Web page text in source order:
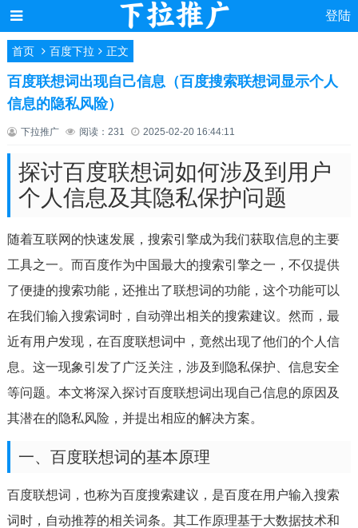
登陆
首页 百度下拉 正文
百度联想词出现自己信息（百度搜索联想词显示个人
信息的隐私风险）
下拉推广 阅读：231 2025-02-20 16:44:11
探讨百度联想词如何涉及到用户
个人信息及其隐私保护问题
随着互联网的快速发展，搜索引擎成为我们获取信息的主要
工具之一。而百度作为中国最大的搜索引擎之一，不仅提供
了便捷的搜索功能，还推出了联想词的功能，这个功能可以
在我们输入搜索词时，自动弹出相关的搜索建议。然而，最
近有用户发现，在百度联想词中，竟然出现了他们的个人信
息。这一现象引发了广泛关注，涉及到隐私保护、信息安全
等问题。本文将深入探讨百度联想词出现自己信息的原因及
其潜在的隐私风险，并提出相应的解决方案。
一、百度联想词的基本原理
百度联想词，也称为百度搜索建议，是百度在用户输入搜索
词时，自动推荐的相关词条。其工作原理基于大数据技术和